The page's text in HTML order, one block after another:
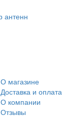
О магазине
Доставка и оплата
О компании
Отзывы